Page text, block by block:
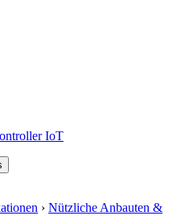
IoT
› Nützliche Anbauten &